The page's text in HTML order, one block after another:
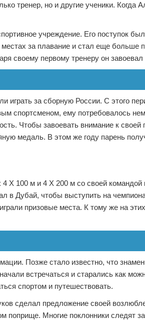
тренер, но и другие ученики. Когда
учреждение. Его поступок
за плавание и стал еще больше
своему первому тренеру он
играть за сборную России. С этого
спортсменом, ему потребовалось
Чтобы завоевать внимание к своей
медаль. В этом же году парень
Х 100 м и 4 Х 200 м со своей
в Дубай, чтобы выступить на
призовые места. К тому же на
Позже стало известно, что
встречаться и старались как
спортом и путешествовать.
сделал предложение своей
поприще. Многие поклонники следят